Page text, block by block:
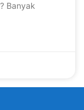
Banyak